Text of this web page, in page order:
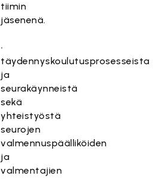
tiimin
jäsenenä.
•
täydennyskoulutusprosesseista
ja
seurakäynneistä
sekä
yhteistyöstä
seurojen
valmennuspäälliköiden
ja
valmentajien